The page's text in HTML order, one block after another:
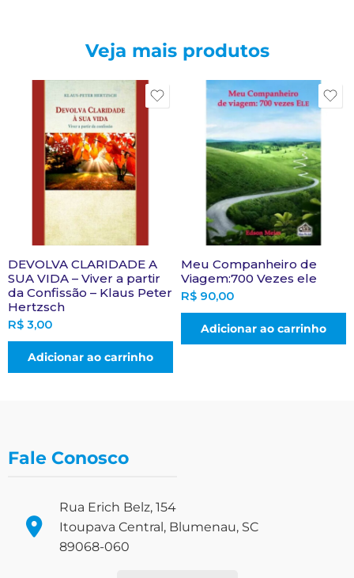
Veja mais produtos
DEVOLVA CLARIDADE A
SUA VIDA – Viver a partir
da Confissão – Klaus Peter
Hertzsch
R$ 3,00
Adicionar ao carrinho
Meu Companheiro de
Viagem:700 Vezes ele
R$ 90,00
Adicionar ao carrinho
Fale Conosco
Rua Erich Belz, 154
Itoupava Central, Blumenau, SC
89068-060